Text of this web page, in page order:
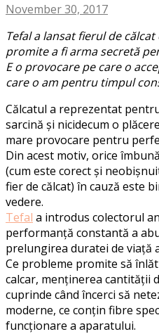
November 30, 2017
Tefal a lansat fierul de
promite a fi arma secretă
E o provocare pe care o
care o am pentru timpul
Călcatul a reprezentat
sarcină și nicidecum o
mare provocare pentru
Din acest motiv, orice
(cum este corect și
fier de călcat) în cauză este
vedere.
Tefal a introdus colectorul
performanță constantă a
prelungirea duratei de viață
Ce probleme promite să
calcar, menținerea cantității
cuprinde când încerci să
moderne, ce conțin fibre
funcționare a aparatului.